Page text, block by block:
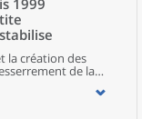
1999
la création des
de la
la